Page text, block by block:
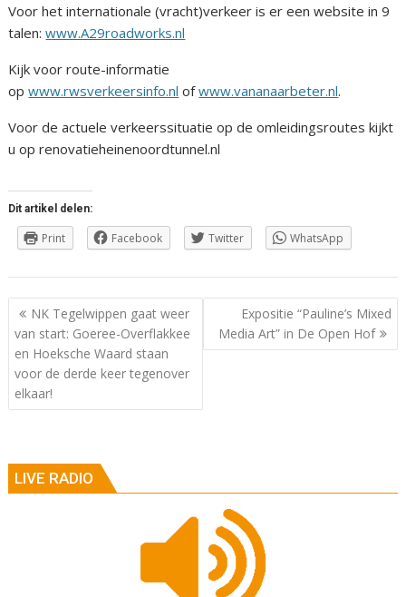
Voor het internationale (vracht)verkeer is er een website in 9
talen:www.A29roadworks.nl
Kijk voor route-informatie
opwww.rwsverkeersinfo.nl ofwww.vananaarbeter.nl.
Voor de actuele verkeerssituatie op de omleidingsroutes kijkt
u op renovatieheinenoordtunnel.nl
Dit artikel delen:
Print Facebook Twitter WhatsApp
Berichtnavigatie
NK Tegelwippen gaat weer
van start: Goeree-Overflakkee
en Hoeksche Waard staan
voor de derde keer tegenover
elkaar!
Expositie “Pauline’s Mixed
Media Art” in De Open Hof
LIVE RADIO